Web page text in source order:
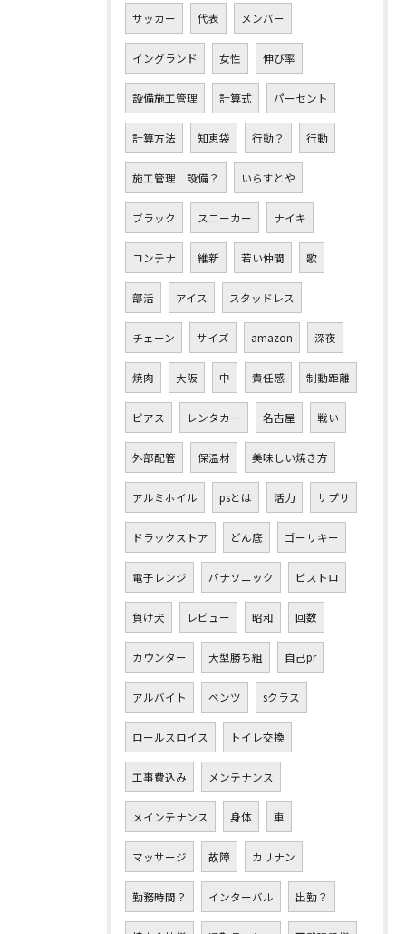
サッカー 代表 メンバー
イングランド 女性 伸び率
設備施工管理 計算式 パーセント
計算方法 知恵袋 行動？ 行動
施工管理 設備？ いらすとや
ブラック スニーカー ナイキ
コンテナ 維新 若い仲間 歌
部活 アイス スタッドレス
チェーン サイズ amazon 深夜
焼肉 大阪 中 責任感 制動距離
ピアス レンタカー 名古屋 戦い
外部配管 保温材 美味しい焼き方
アルミホイル psとは 活力 サプリ
ドラックストア どん底 ゴーリキー
電子レンジ パナソニック ビストロ
負け犬 レビュー 昭和 回数
カウンター 大型勝ち組 自己pr
アルバイト ベンツ sクラス
ロールスロイス トイレ交換
工事費込み メンテナンス
メインテナンス 身体 車
マッサージ 故障 カリナン
勤務時間？ インターバル 出勤？